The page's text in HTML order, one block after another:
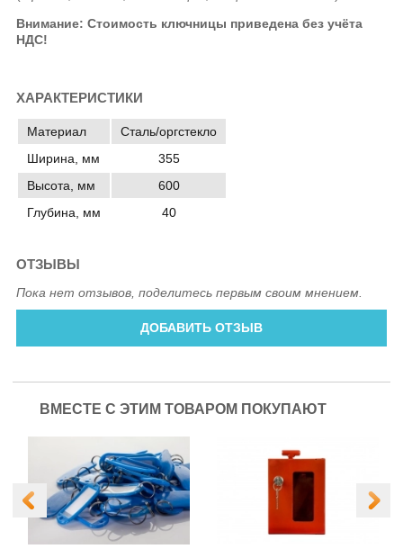
Внимание: Стоимость ключницы приведена без учёта
НДС!
ХАРАКТЕРИСТИКИ
Материал
Сталь/оргстекло
Ширина, мм
355
Высота, мм
600
Глубина, мм
40
ОТЗЫВЫ
Пока нет отзывов, поделитесь первым своим мнением.
ДОБАВИТЬ ОТЗЫВ
ВМЕСТЕ С ЭТИМ ТОВАРОМ ПОКУПАЮТ